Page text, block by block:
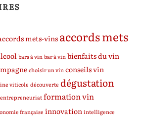
mets-vins accords mets
bars à vin bar à vin bienfaits du vin
choisir un vin conseils vin
viticole découverte dégustation
entrepreneuriatformation vin
française innovation intelligence